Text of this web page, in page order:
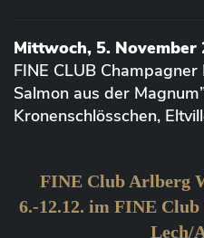
Mittwoch, 5. November
FINE CLUB
Salmon aus der
Kronenschlösschen,
FINE Club Arlberg
6.-12.12. im FINE
Lech/